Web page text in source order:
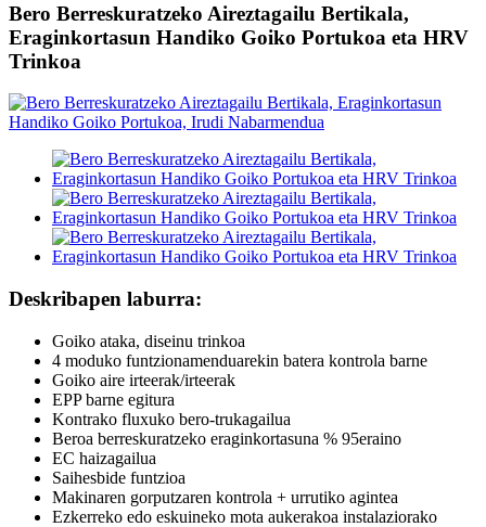
Bero Berreskuratzeko Aireztagailu Bertikala,
Eraginkortasun Handiko Goiko Portukoa eta HRV
Trinkoa
Deskribapen laburra:
Goiko ataka, diseinu trinkoa
4 moduko funtzionamenduarekin batera kontrola barne
Goiko aire irteerak/irteerak
EPP barne egitura
Kontrako fluxuko bero-trukagailua
Beroa berreskuratzeko eraginkortasuna % 95eraino
EC haizagailua
Saihesbide funtzioa
Makinaren gorputzaren kontrola + urrutiko agintea
Ezkerreko edo eskuineko mota aukerakoa instalaziorako